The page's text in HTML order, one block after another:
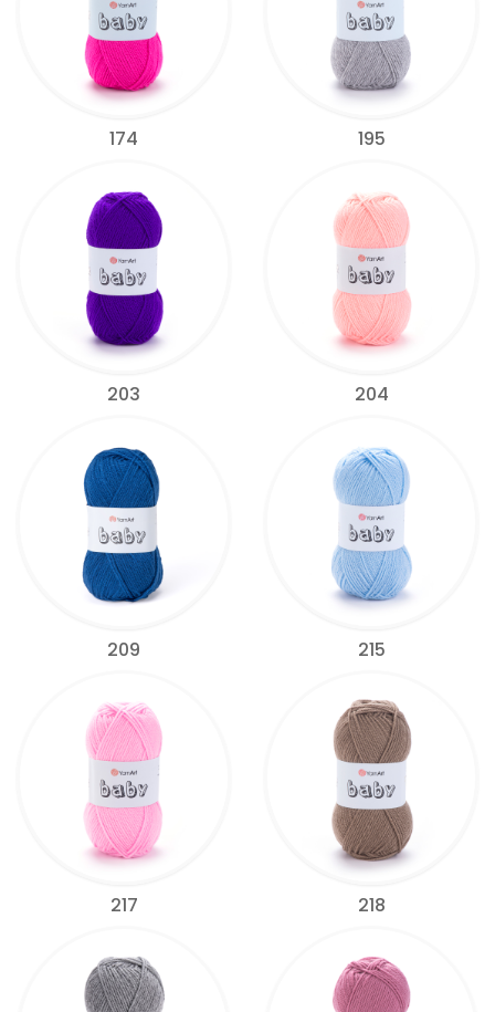
174 195
203 204
209 215
217 218